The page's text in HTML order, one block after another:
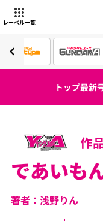
レーベル一覧
トップ最新
作
であいも
著者：浅野りん